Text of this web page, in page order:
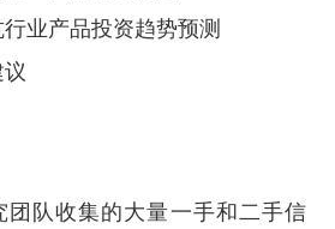
业产品投资趋势预测
团队收集的大量一手和二手信